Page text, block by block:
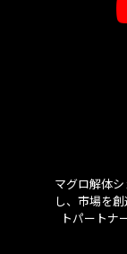
マグロ解体
し、市場を
トパートナ